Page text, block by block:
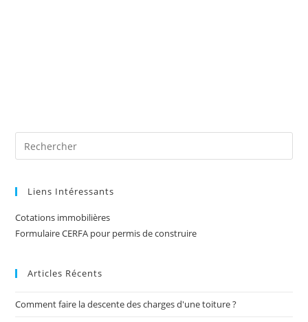
Liens Intéressants
Cotations immobilières
Formulaire CERFA pour permis de construire
Articles Récents
Comment faire la descente des charges d'une toiture ?